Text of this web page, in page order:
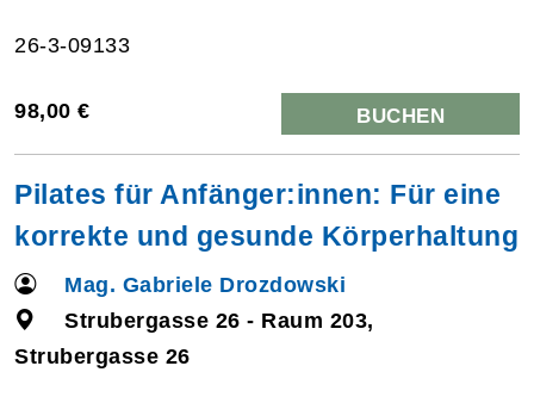
26-3-09133
98,00 € BUCHEN
Pilates für Anfänger:innen: Für eine
korrekte und gesunde Körperhaltung
Mag. Gabriele Drozdowski
Strubergasse 26 - Raum 203,
Strubergasse 26